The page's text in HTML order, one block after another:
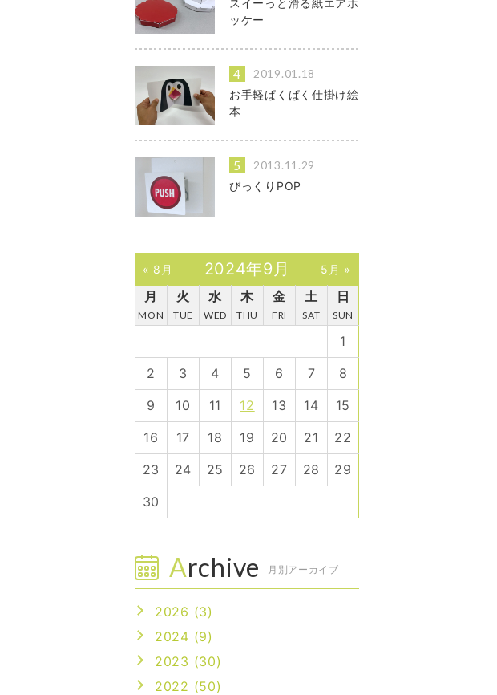
スイーっと滑る紙エアホ
ッケー
2019.01.18
お手軽ぱくぱく仕掛け絵
本
2013.11.29
びっくりPOP
« 8月 2024年9月 5月 »
月
MON
火
TUE
水
WED
木
THU
金
FRI
土
SAT
日
SUN
1
2
3 4 5 6 7
8
9
10 11 12 13 14
15
16
17 18 19 20 21
22
23
24 25 26 27 28
29
30
Archive 月別アーカイブ
2026 (3)
2024 (9)
2023 (30)
2022 (50)